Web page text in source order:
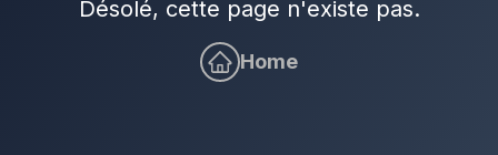
Désolé, cette page n'existe pas.
Home